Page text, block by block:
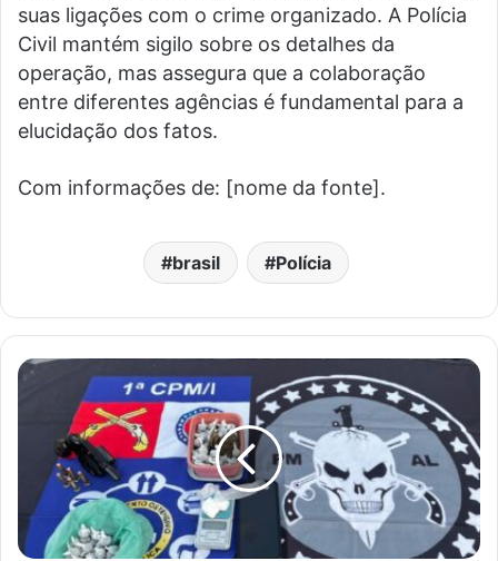
suas ligações com o crime organizado. A Polícia
Civil mantém sigilo sobre os detalhes da
operação, mas assegura que a colaboração
entre diferentes agências é fundamental para a
elucidação dos fatos.
Com informações de: [nome da fonte].
brasil Polícia